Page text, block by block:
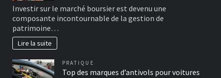
Investir sur le marché boursier est devenu une
composante incontournable de la gestion de
patrimoine…
Lire la suite
PRATIQUE
Top des marques d’antivols pour voitures